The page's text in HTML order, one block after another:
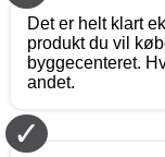
Det er helt klart
produkt du vil
byggecenteret.
andet.
✓